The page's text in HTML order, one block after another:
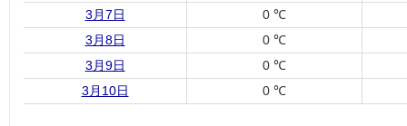
3月7日
0 ℃
3月8日
0 ℃
3月9日
0 ℃
3月10日
0 ℃